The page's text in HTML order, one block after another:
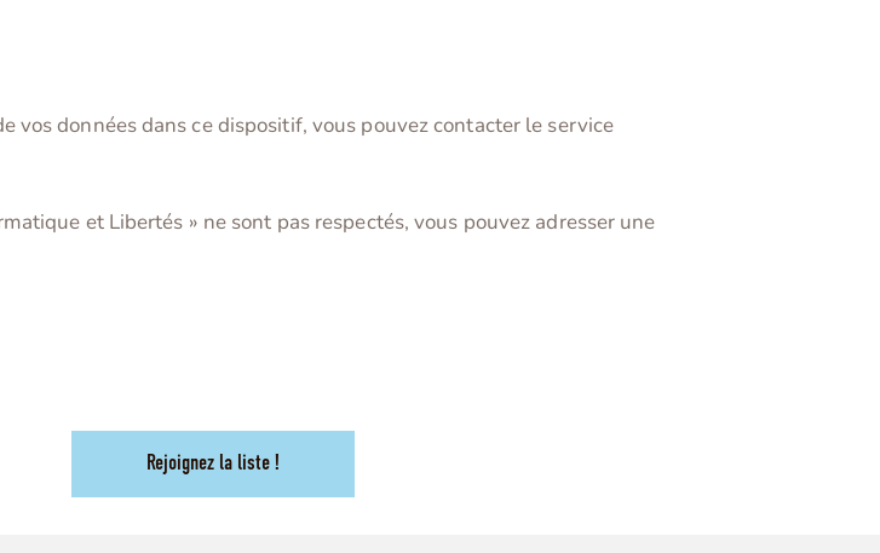
données dans ce dispositif, vous pouvez contacter le service
et Libertés » ne sont pas respectés, vous pouvez adresser une
Rejoignez la liste !